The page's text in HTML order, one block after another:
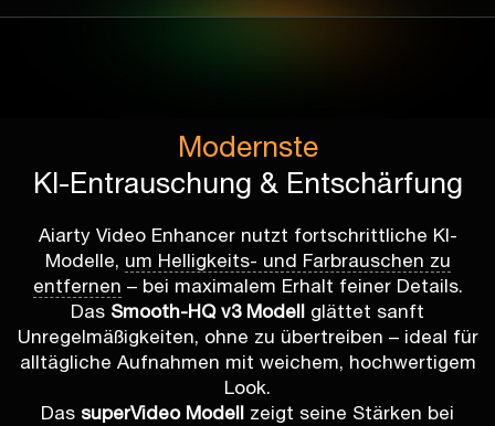
Modernste
KI-Entrauschung & Entschärfung
Aiarty Video Enhancer nutzt fortschrittliche KI-
Modelle, um Helligkeits- und Farbrauschen zu
entfernen – bei maximalem Erhalt feiner Details.
Das Smooth-HQ v3 Modell glättet sanft
Unregelmäßigkeiten, ohne zu übertreiben – ideal für
alltägliche Aufnahmen mit weichem, hochwertigem
Look.
Das superVideo Modell zeigt seine Stärken bei